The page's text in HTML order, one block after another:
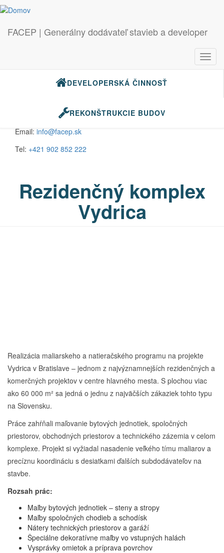
Skočiť na hlavný obsah
FACEP | Generálny dodávateľ stavieb a developer
o služby
Email: info@facep.sk
Tel: +421 902 852 222
Rezidenčný komplex
Vydrica
Realizácia maliarskeho a natieračského programu na projekte
Vydrica v Bratislave – jednom z najvýznamnejších rezidenčných a
komerčných projektov v centre hlavného mesta. S plochou viac
ako 60 000 m² sa jedná o jednu z najväčších zákaziek tohto typu
na Slovensku.
Práce zahŕňali maľovanie bytových jednotiek, spoločných
priestorov, obchodných priestorov a technického zázemia v celom
komplexe. Projekt si vyžiadal nasadenie veľkého tímu maliarov a
precíznu koordináciu s desiatkami ďalších subdodávateľov na
stavbe.
Rozsah prác:
Maľby bytových jednotiek – steny a stropy
Maľby spoločných chodieb a schodísk
Nátery technických priestorov a garáží
Špeciálne dekoratívne maľby vo vstupných halách
Vysprávky omietok a príprava povrchov
DEVELOPERSKÁ ČINNOSŤ
REKONŠTRUKCIE BUDOV